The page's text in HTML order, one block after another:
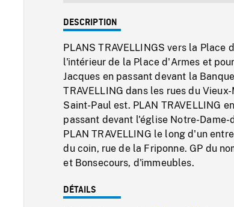
DESCRIPTION
PLANS TRAVELLINGS vers la
l'intérieur de la Place d'Armes et
Jacques en passant devant la
TRAVELLING dans les rues du
Saint-Paul est. PLAN TRAVELLING
passant devant l'église Notre-
PLAN TRAVELLING le long d'un
du coin, rue de la Friponne. GP du
et Bonsecours, d'immeubles.
DÉTAILS